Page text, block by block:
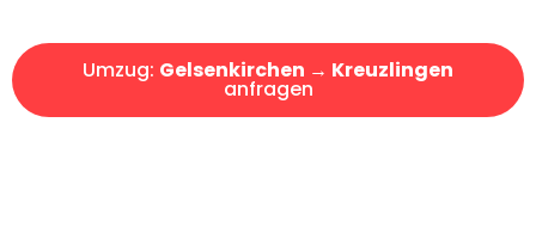
Umzug: Gelsenkirchen → Kreuzlingen
anfragen